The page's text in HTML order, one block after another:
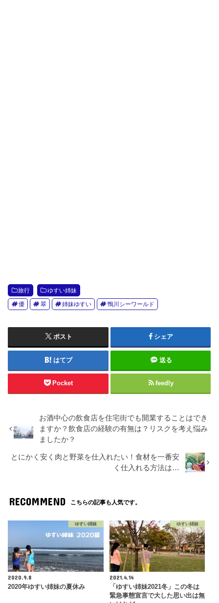
旅行 ゆすい姉妹
優 翠 姉妹ゆすい 鴨川シーワールド
ポスト シェア
はてブ 送る
Pocket feedly
お酒中心の飲食店を住宅街でも開業することはでき
ますか？飲食店の経験の有無は？リスクを考え悩み
ましたか？
とにかく安く肉と野菜を仕入れたい！食材を一番安
く仕入れる方法は…
RECOMMEND こちらの記事も人気です。
ゆすい姉妹
2020.9.8
2020年ゆすい姉妹の夏休み
ゆすい姉妹
2021.4.14
「ゆすい姉妹2021冬」この冬は
緊急事態宣言で大した思い出は無